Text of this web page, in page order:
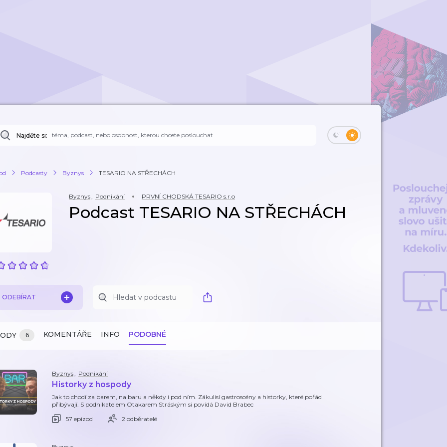
Najděte si:
Podcasty Byznys TESARIO NA STŘECHÁCH
Byznys, Podnikání PRVNÍ CHODSKÁ TESARIO s.r.o
Podcast TESARIO NA STŘECHÁCH
ODEBÍRAT
6 KOMENTÁŘE INFO PODOBNÉ
Byznys, Podnikání
Historky z hospody
Jak to chodí za barem, na baru a někdy i pod ním. Zákulisí gastroscény a historky, které pořád
přibývají. S podnikatelem Otakarem Stráským si povídá David Brabec
57 epizod
2 odběratelé